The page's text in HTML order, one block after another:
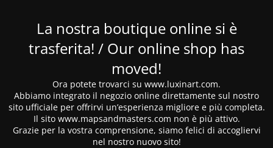
La nostra boutique online si è
trasferita! / Our online shop has
moved!
Ora potete trovarci su www.luxinart.com.
Abbiamo integrato il negozio online direttamente sul nostro
sito ufficiale per offrirvi un’esperienza migliore e più completa.
Il sito www.mapsandmasters.com non è più attivo.
Grazie per la vostra comprensione, siamo felici di accogliervi
nel nostro nuovo sito!